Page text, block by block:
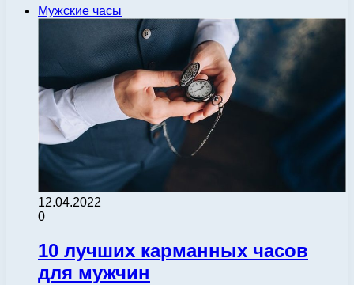
Мужские часы
12.04.2022
0
10 лучших карманных часов
для мужчин